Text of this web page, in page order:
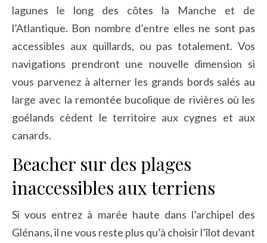
lagunes le long des côtes la Manche et de
l’Atlantique. Bon nombre d’entre elles ne sont pas
accessibles aux quillards, ou pas totalement. Vos
navigations prendront une nouvelle dimension si
vous parvenez à alterner les grands bords salés au
large avec la remontée bucolique de rivières où les
goélands cèdent le territoire aux cygnes et aux
canards.
Beacher sur des plages
inaccessibles aux terriens
Si vous entrez à marée haute dans l’archipel des
Glénans, il ne vous reste plus qu’à choisir l’îlot devant